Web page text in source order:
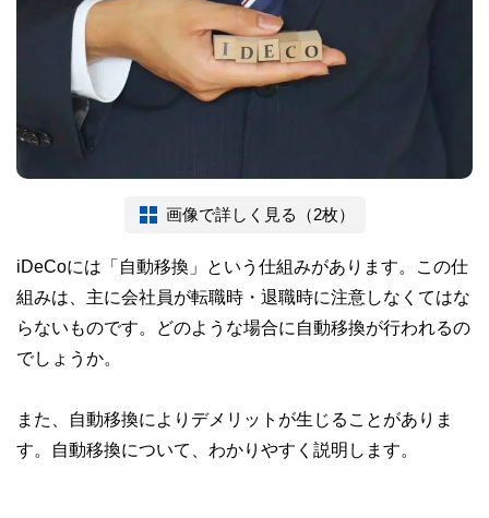
画像で詳しく見る（2枚）
iDeCoには「自動移換」という仕組みがあります。この仕
組みは、主に会社員が転職時・退職時に注意しなくてはな
らないものです。どのような場合に自動移換が行われるの
でしょうか。
また、自動移換によりデメリットが生じることがありま
す。自動移換について、わかりやすく説明します。